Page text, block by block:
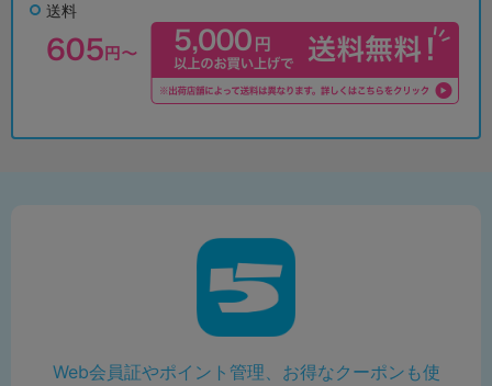
送料
Web会員証やポイント管理、お得なクーポンも使